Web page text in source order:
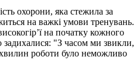
охорони, яка стежила за
на важкі умови тренувань.
на початку кожного
задихалися: "З часом ми звикли,
роботи було неможливо